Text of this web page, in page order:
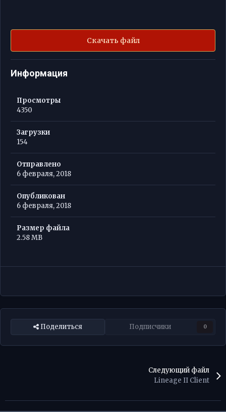
Скачать файл
Информация
Просмотры
4350
Загрузки
154
Отправлено
6 февраля, 2018
Опубликован
6 февраля, 2018
Размер файла
2.58 MB
Поделиться Подписчики 0
Следующий файл
Lineage II Client